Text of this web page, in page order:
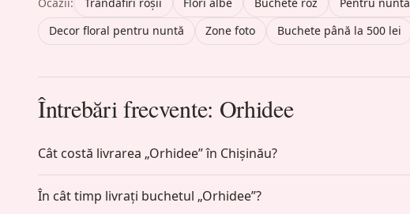
Decor floral pentru nuntă
Zone foto Buchete până la 500 lei
Întrebări frecvente: Orhidee
Cât costă livrarea „Orhidee” în Chișinău?
În cât timp livrați buchetul „Orhidee”?